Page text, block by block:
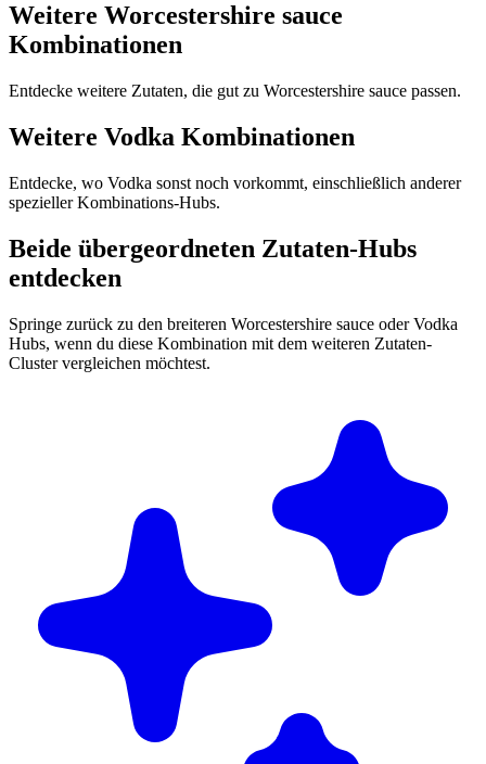
Weitere Worcestershire sauce
Kombinationen
Entdecke weitere Zutaten, die gut zu Worcestershire sauce passen.
Weitere Vodka Kombinationen
Entdecke, wo Vodka sonst noch vorkommt, einschließlich anderer
spezieller Kombinations-Hubs.
Beide übergeordneten Zutaten-Hubs
entdecken
Springe zurück zu den breiteren Worcestershire sauce oder Vodka
Hubs, wenn du diese Kombination mit dem weiteren Zutaten-
Cluster vergleichen möchtest.